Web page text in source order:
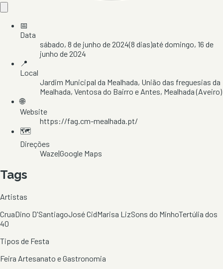
📅
Data
sábado, 8 de junho de 2024(8 dias)atédomingo, 16 de
junho de 2024
📍
Local
Jardim Municipal da Mealhada, União das freguesias da
Mealhada, Ventosa do Bairro e Antes, Mealhada(Aveiro)
🌐
Website
https://fag.cm-mealhada.pt/
🗺️
Direções
Waze|Google Maps
Tags
Artistas
CruaDino D'SantiagoJosé CidMarisa LizSons do MinhoTertúlia dos
40
Tipos de Festa
Feira Artesanato e Gastronomia